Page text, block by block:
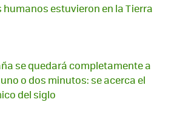
humanos estuvieron en la Tierra
se quedará completamente a
o dos minutos: se acerca el
del siglo